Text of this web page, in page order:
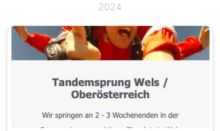
2024